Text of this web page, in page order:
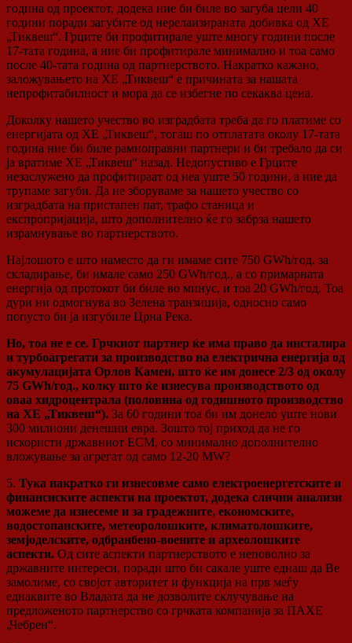
година од проектот, додека ние би биле во загуба цели 40
години поради загубите од нерелаизираната добивка од ХЕ
„Тиквеш“. Грците би профитирале уште многу години после
17-тата година, а ние би профитирале минимално и тоа само
после 40-тата година од партнерството. Накратко кажано,
заложувањето на ХЕ „Тиквеш“ е причината за нашата
непрофитабилност и мора да се избегне по секаква цена.
Доколку нашето учество во изградбата треба да го платиме со
енергијата од ХЕ „Тиквеш“, тогаш по отплатата околу 17-тата
година ние би биле рамноправни партнери и би требало да си
ја вратиме ХЕ „Тиквеш“ назад. Недопустиво е Грците
незаслужено да профитираат од неа уште 50 години, а ние да
трупаме загуби. Да не зборуваме за нашето учество со
изградбата на пристапен пат, трафо станица и
експропријација, што дополнително ќе го забрза нашето
израмнување во партнерството.
Најлошото е што наместо да ги имаме сите 750 GWh/год. за
складирање, би имале само 250 GWh/год., а со примарната
енергија од протокот би биле во минус, и тоа 20 GWh/год. Тоа
дури ни одмогнува во Зелена транзиција, односно само
попусто би ја изгубиле Црна Река.
Но, тоа не е се. Грчкиот партнер ќе има право да инсталира
и турбоагрегати за производство на електрична енергија од
акумулацијата Орлов Камен, што ќе им донесе 2/3 од околу
75 GWh/год., колку што ќе изнесува производството од
оваа хидроцентрала (половина од годишното производство
на ХЕ „Тиквеш“). За 60 години тоа би им донело уште нови
300 милиони денешни евра. Зошто тој приход да не го
искористи државниот ЕСМ, со минимално дополнително
вложување за агрегат од само 12-20 MW?
5. Тука накратко ги изнесовме само електроенергетските и
финансиските аспекти на проектот, додека слични анализи
можеме да изнесеме и за градежните, економските,
водостопанските, метеоролошките, климатолошките,
земјоделските, одбранбено-воените и археолошките
аспекти. Од сите аспекти партнерството е неповолно за
државните интереси, поради што би сакале уште еднаш да Ве
замолиме, со својот авторитет и функција на прв меѓу
еднаквите во Владата да не дозволите склучување на
предложеното партнерство со грчката компанија за ПАХЕ
„Чебрен“.